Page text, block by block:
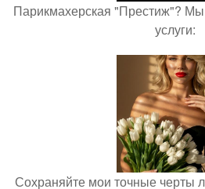
Парикмахерская "Престиж"?
услуги:
Сохраняйте мои точные черты